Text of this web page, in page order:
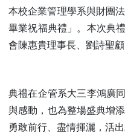
本校企業管理學系與財團
畢業祝福典禮」。本次典
會陳惠貴理事長、劉詩聖
典禮在企管系大三李鴻廣
與感動，也為整場盛典增
勇敢前行、盡情揮灑，活